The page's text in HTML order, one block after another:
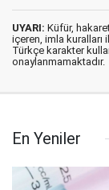
UYARI: Küfür,
içeren, imla kuralları
Türkçe karakter
onaylanmamaktadır.
En Yeniler